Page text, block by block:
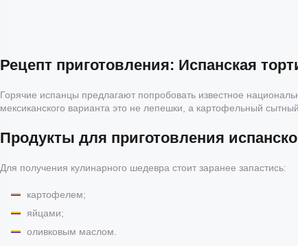
Рецепт приготовления: Испанская
Горячие испанцы предлагают попробовать известное
мексиканского варианта это не лепешки, а картофельный
Продукты для приготовления
Для получения кулинарного шедевра стоит заранее запастись:
картофелем;
яйцами;
оливковым маслом.